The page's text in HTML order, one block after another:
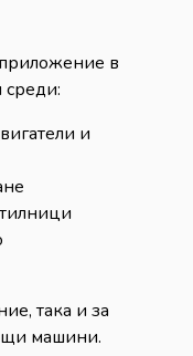
в
среди:
и
така и за
машини.